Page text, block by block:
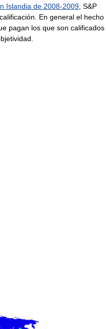
Islandia de 2008-2009 , S&P
En general el hecho
pagan los que son calificados